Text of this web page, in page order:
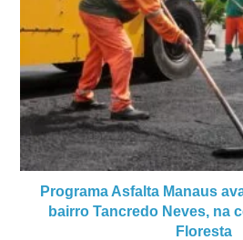
Programa Asfalta Manaus
bairro Tancredo Neves, na
Floresta